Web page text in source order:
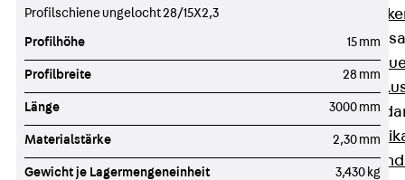
Zurück
Attika-
Zurück
Profilschiene ungelocht 28/15X2,3
Profilhöhe 15 mm
Profilbreite 28 mm
Länge 3000 mm
Materialstärke 2,30 mm
Gewicht je Lagermengeneinheit 3,430 kg